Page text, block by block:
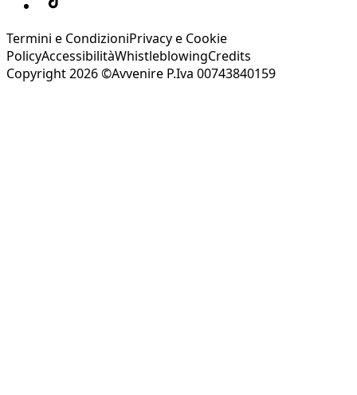
Termini e CondizioniPrivacy e Cookie
PolicyAccessibilitàWhistleblowingCredits
Copyright 2026 ©Avvenire P.Iva 00743840159